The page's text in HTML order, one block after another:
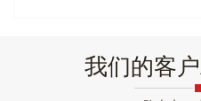
我们的客